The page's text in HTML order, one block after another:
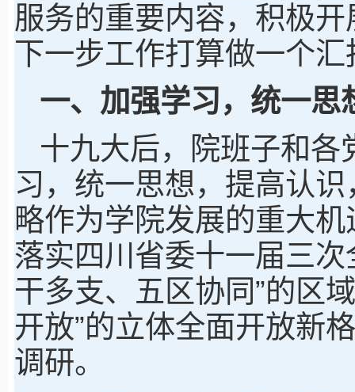
服务的重要内容，积极
下一步工作打算做一个汇
一、加强学习，统一思
十九大后，院班子和
习，统一思想，提高认
略作为学院发展的重大
落实四川省委十一届三
干多支、五区协同”的区
开放”的立体全面开放新
调研。